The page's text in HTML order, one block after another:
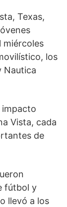
Texas,
miércoles
los
Nautica
impacto
Vista, cada
de
fútbol y
llevó a los